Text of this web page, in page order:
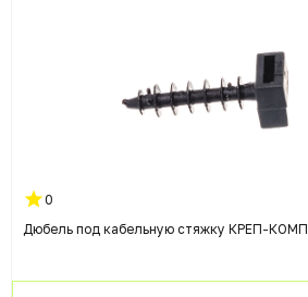
0
Дюбель под кабельную стяжку КРЕП-КОМП